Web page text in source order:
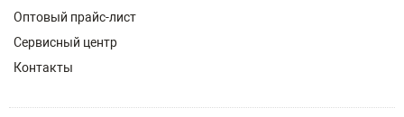
Оптовый прайс-лист
Сервисный центр
Контакты